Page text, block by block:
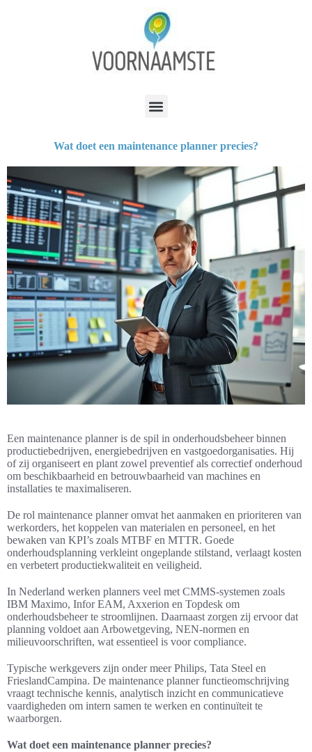
Wat doet een maintenance planner precies?
Een maintenance planner is de spil in onderhoudsbeheer binnen
productiebedrijven, energiebedrijven en vastgoedorganisaties. Hij
of zij organiseert en plant zowel preventief als correctief onderhoud
om beschikbaarheid en betrouwbaarheid van machines en
installaties te maximaliseren.
De rol maintenance planner omvat het aanmaken en prioriteren van
werkorders, het koppelen van materialen en personeel, en het
bewaken van KPI’s zoals MTBF en MTTR. Goede
onderhoudsplanning verkleint ongeplande stilstand, verlaagt kosten
en verbetert productiekwaliteit en veiligheid.
In Nederland werken planners veel met CMMS-systemen zoals
IBM Maximo, Infor EAM, Axxerion en Topdesk om
onderhoudsbeheer te stroomlijnen. Daarnaast zorgen zij ervoor dat
planning voldoet aan Arbowetgeving, NEN-normen en
milieuvoorschriften, wat essentieel is voor compliance.
Typische werkgevers zijn onder meer Philips, Tata Steel en
FrieslandCampina. De maintenance planner functieomschrijving
vraagt technische kennis, analytisch inzicht en communicatieve
vaardigheden om intern samen te werken en continuïteit te
waarborgen.
Wat doet een maintenance planner precies?